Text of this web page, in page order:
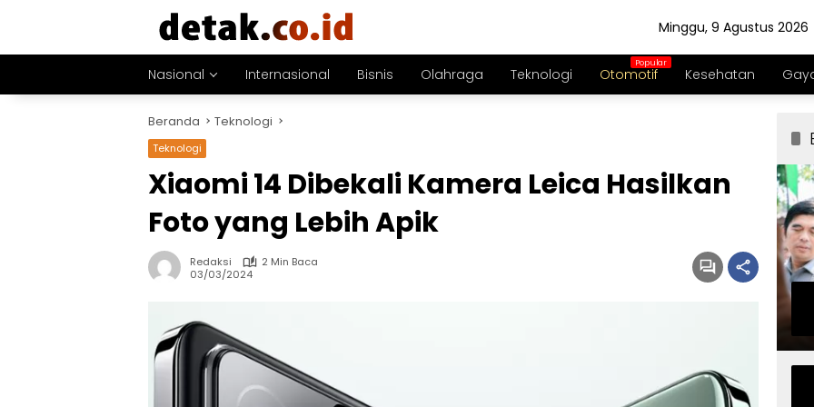
Minggu, 9 Agustus 2026
Nasional Internasional Bisnis Olahraga Teknologi Otomotif Kesehatan
Beranda Teknologi
Teknologi
Xiaomi 14 Dibekali Kamera Leica Hasilkan
Foto yang Lebih Apik
Redaksi
2 Min Baca
03/03/2024